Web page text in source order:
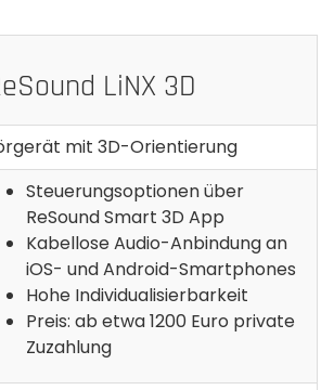
LiNX 3D
mit 3D-Orientierung
Steuerungsoptionen über
ReSound Smart 3D App
Kabellose Audio-Anbindung an
iOS- und Android-Smartphones
Hohe Individualisierbarkeit
Preis: ab etwa 1200 Euro private
Zuzahlung